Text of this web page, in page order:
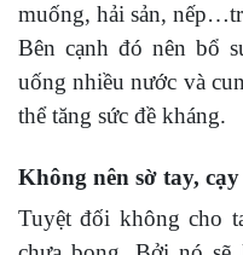
muống, hải sản,
Bên cạnh đó nên bổ
uống nhiều nước và
thể tăng sức đề kháng.
Không nên sờ tay,
Tuyệt đối không cho